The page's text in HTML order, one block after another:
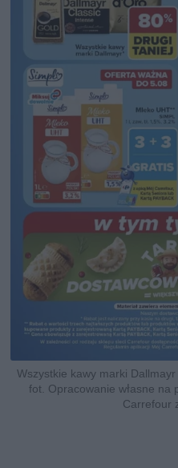
Wszystkie kawy marki
fot. Opracowanie własne na
Carrefour